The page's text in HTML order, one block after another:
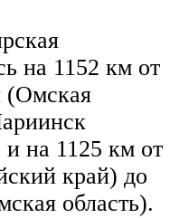
на 1152 км от
(Омская
и на 1125 км от
край) до
область).